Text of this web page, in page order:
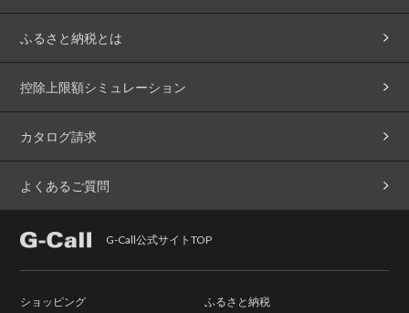
ふるさと納税とは
控除上限額シミュレーション
カタログ請求
よくあるご質問
G-Call公式サイトTOP
ショッピング ふるさと納税